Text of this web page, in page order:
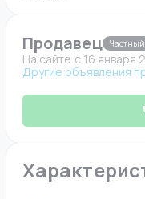
Продавец Частный
На сайте c 16 января
Другие объявления